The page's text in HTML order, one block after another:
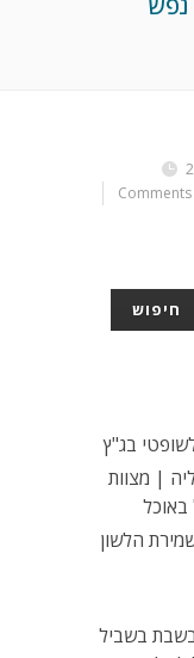
חיפוש
בג"ץ
| מצוות
הלשון
בשביל